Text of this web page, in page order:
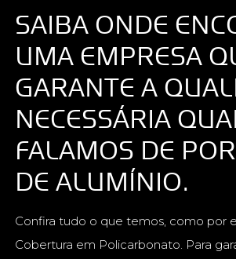
SAIBA ONDE
UMA EMPRESA
GARANTE A
NECESSÁRIA
FALAMOS DE
DE ALUMÍNIO.
Confira tudo o que temos, como por
Cobertura em Policarbonato. Para